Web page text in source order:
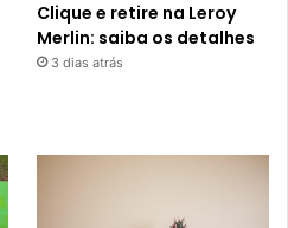
Clique e retire na Leroy
Merlin: saiba os detalhes
3 dias atrás